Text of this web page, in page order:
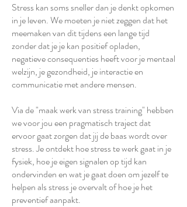
Stress kan soms sneller dan je denkt opkomen
in je leven. We moeten je niet zeggen dat het
meemaken van dit tijdens een lange tijd
zonder dat je je kan positief opladen,
negatieve consequenties heeft voor je mentaal
welzijn, je gezondheid, je interactie en
communicatie met andere mensen.
Via de "maak werk van stress training" hebben
we voor jou een pragmatisch traject dat
ervoor gaat zorgen dat jij de baas wordt over
stress. Je ontdekt hoe stress te werk gaat in je
fysiek, hoe je eigen signalen op tijd kan
ondervinden en wat je gaat doen om jezelf te
helpen als stress je overvalt of hoe je het
preventief aanpakt.